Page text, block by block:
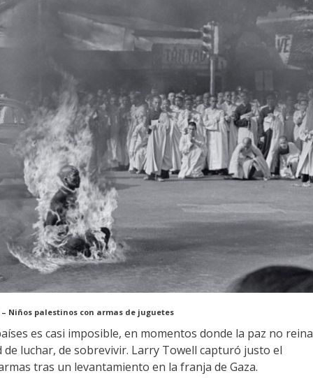
– Niños palestinos con armas de juguetes
es casi imposible, en momentos donde la paz no reina
de luchar, de sobrevivir. Larry Towell capturó justo el
tras un levantamiento en la franja de Gaza.